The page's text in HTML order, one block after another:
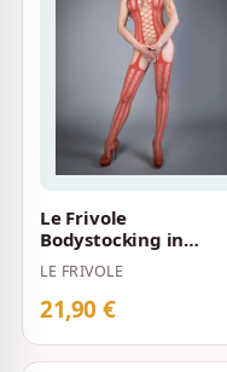
Le Frivole
Bodystocking in
luftiger Netzoptik Rot
LE FRIVOLE
21,90 €